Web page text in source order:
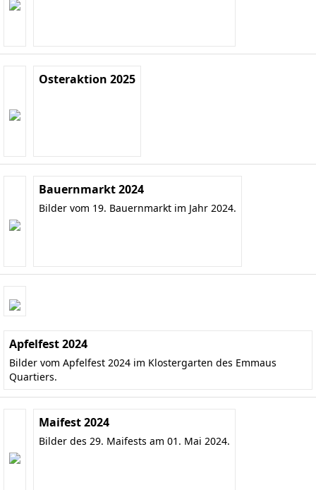
Osteraktion 2025
Bauernmarkt 2024
Bilder vom 19. Bauernmarkt im Jahr 2024.
Apfelfest 2024
Bilder vom Apfelfest 2024 im Klostergarten des Emmaus
Quartiers.
Maifest 2024
Bilder des 29. Maifests am 01. Mai 2024.